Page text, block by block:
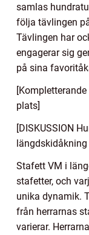
samlas
följa tävlingen
Tävlingen har
engagerar sig
på sina
plats]
[DISKUSSION
Stafett VM i
stafetter, och
unika dynamik.
från herrarnas
varierar.